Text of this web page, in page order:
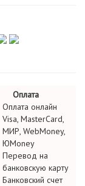
Оплата
Оплата онлайн
Visa, MasterCard,
МИР, WebMoney,
ЮMoney
Перевод на
банковскую карту
Банковский счет